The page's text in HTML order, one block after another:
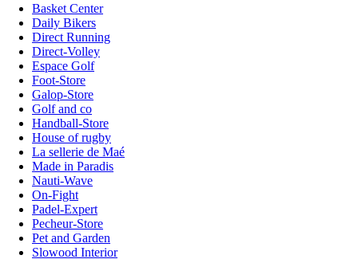
Basket Center
Daily Bikers
Direct Running
Direct-Volley
Espace Golf
Foot-Store
Galop-Store
Golf and co
Handball-Store
House of rugby
La sellerie de Maé
Made in Paradis
Nauti-Wave
On-Fight
Padel-Expert
Pecheur-Store
Pet and Garden
Slowood Interior